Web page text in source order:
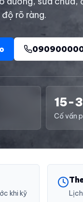
rõ ràng.
15-
Cố vấn
khi kỹ